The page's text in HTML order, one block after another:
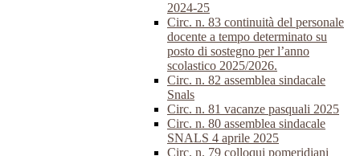
2024-25
Circ. n. 83 continuità del personale
docente a tempo determinato su
posto di sostegno per l’anno
scolastico 2025/2026.
Circ. n. 82 assemblea sindacale
Snals
Circ. n. 81 vacanze pasquali 2025
Circ. n. 80 assemblea sindacale
SNALS 4 aprile 2025
Circ. n. 79 colloqui pomeridiani